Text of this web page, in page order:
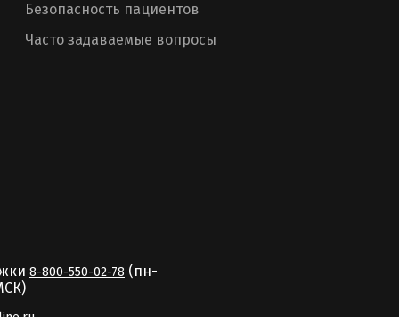
Безопасность пациентов
Часто задаваемые вопросы
8-800-550-02-78 (пн-